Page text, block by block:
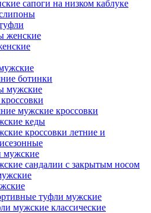
сапоги на низком каблуке
женские
ботинки
мужские
мужские кроссовки
кеды
кроссовки летние и
мужские
сандалии с закрытым носом
туфли мужские
мужские классические